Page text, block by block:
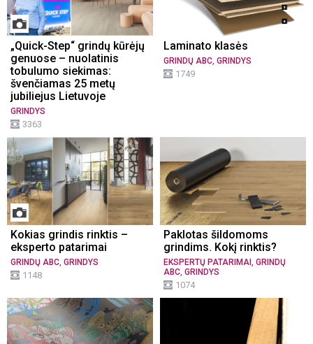
„Quick-Step“ grindų kūrėjų
genuose – nuolatinis
tobulumo siekimas:
švenčiamas 25 metų
jubiliejus Lietuvoje
GRINDYS
3363
Laminato klasės
GRINDŲ ABC, GRINDYS
1749
Kokias grindis rinktis –
eksperto patarimai
GRINDŲ ABC GRINDYS
1148
Paklotas šildomoms
grindims. Kokį rinktis?
EKSPERTŲ PATARIMAI GRINDŲ
ABC GRINDYS
1074